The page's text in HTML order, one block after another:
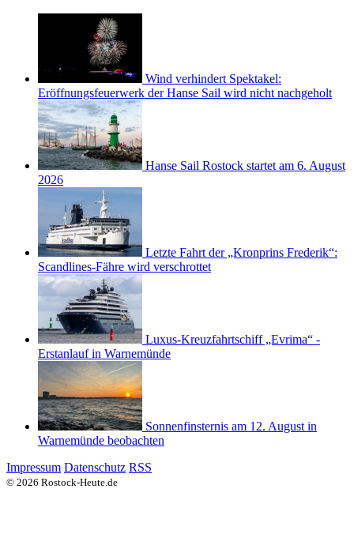
Wind verhindert Spektakel:
Eröffnungsfeuerwerk der Hanse Sail wird nicht nachgeholt
Hanse Sail Rostock startet am 6. August
2026
Letzte Fahrt der „Kronprins Frederik“:
Scandlines-Fähre wird verschrottet
Luxus-Kreuzfahrtschiff „Evrima“ -
Erstanlauf in Warnemünde
Sonnenfinsternis am 12. August in
Warnemünde beobachten
Impressum Datenschutz RSS
© 2026 Rostock-Heute.de